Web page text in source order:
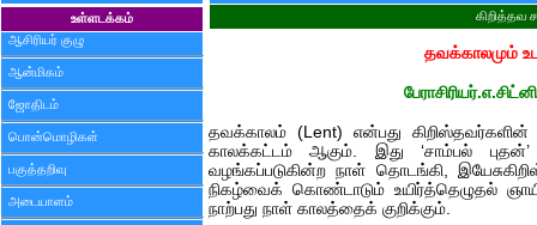
உள்ளடக்கம்
ஆசிரியர் குழு
ஆன்மிகம்
ஜோதிடம்
பொன்மொழிகள்
பகுத்தறிவு
அடையாளம்
கிறித்தவ
தவக்காலமும்
தவக்காலம் (Lent) என்பது கிறிஸ்தவர்களின்
காலக்கட்டம் ஆகும். இது ‘சாம்பல் புதன்’
வழங்கப்படுகின்ற நாள் தொடங்கி,
நிகழ்வைக் கொண்டாடும் உயிர்த்தெழுதல்
நாற்பது நாள் காலத்தைக் குறிக்கும்.